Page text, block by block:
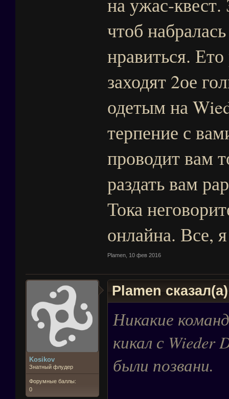
чтоб
нравиться.
заходят 2ое
одетым на
терпение с
проводит вам
раздать вам
Тока
онлайна. Все,
Plamen 10 фев 2016
Kosikov
Знатный флудер
Форумные баллы:
0
Plamen
Никакие
кикал с Wieder
были позвани.